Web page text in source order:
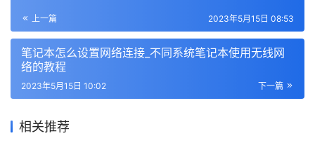
上一篇 2023年5月15日 08:53
笔记本怎么设置网络连接_不同系统笔记本使用无线网
络的教程
下一篇
2023年5月15日 10:02
相关推荐